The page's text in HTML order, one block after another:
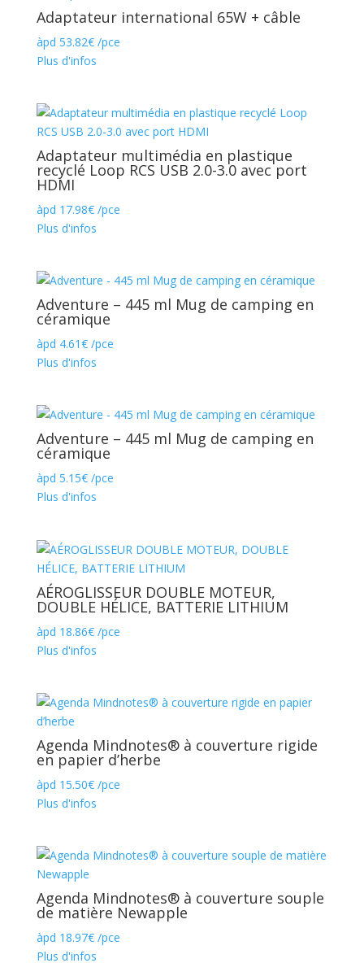
Adaptateur international 65W + câble
àpd 53.82€/pce
Plus d'infos
Adaptateur multimédia en plastique
recyclé Loop RCS USB 2.0-3.0 avec port
HDMI
àpd 17.98€/pce
Plus d'infos
Adventure – 445 ml Mug de camping en
céramique
àpd 4.61€/pce
Plus d'infos
Adventure – 445 ml Mug de camping en
céramique
àpd 5.15€/pce
Plus d'infos
AÉROGLISSEUR DOUBLE MOTEUR,
DOUBLE HÉLICE, BATTERIE LITHIUM
àpd 18.86€/pce
Plus d'infos
Agenda Mindnotes® à couverture rigide
en papier d’herbe
àpd 15.50€/pce
Plus d'infos
Agenda Mindnotes® à couverture souple
de matière Newapple
àpd 18.97€/pce
Plus d'infos